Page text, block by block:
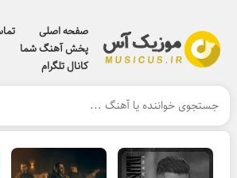
صفحه اصلی
پخش آهنگ شما
کانال تلگرام